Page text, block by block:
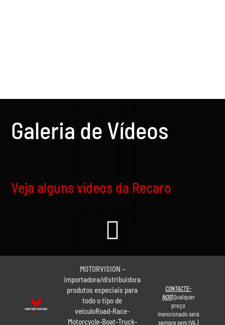
Galeria de Vídeos
Veja alguns vídeos da Recaro
MOTORVISION –
importadora/distribuidora
produtos especiais para
todo o tipo de
veículoRoad-Race-
Motorcycle-Boat-Truck-
CONTACTE-
NOS(Qualquer
preço
mencionado será
sempre sem IVA.)